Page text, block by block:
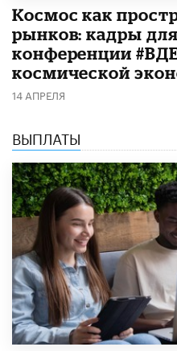
Космос как
рынков: кадры
конференции
космической
14 АПРЕЛЯ
ВЫПЛАТЫ